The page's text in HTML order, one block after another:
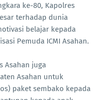
ke-80, Kapolres
terhadap dunia
belajar kepada
Pemuda ICMI Asahan.
Asahan juga
Asahan untuk
paket sembako kepada